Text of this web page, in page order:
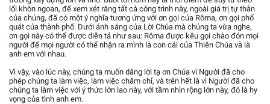
lối khôn ngoan, để xem xét rằng tất cả công trình này, ngoài giá trị tự thân
của chúng, đã có một ý nghĩa tương ứng với ơn gọi của Rôma, ơn gọi phổ
quát của thành phố. Dưới ánh sáng của Lời Chúa mà chúng ta vừa nghe,
ơn gọi này có thể được diễn tả như sau: Rôma được kêu gọi chào đón mọi
người để mọi người có thể nhận ra mình là con cái của Thiên Chúa và là
anh em với nhau.
Vì vậy, vào lúc này, chúng ta muốn dâng lời tạ ơn Chúa vì Người đã cho
phép chúng ta làm việc, làm việc chăm chỉ, và trên hết là vì Người đã cho
chúng ta làm việc với ý thức lớn lao này, với tầm nhìn rộng lớn này, đó là hy
vọng của tình anh em.